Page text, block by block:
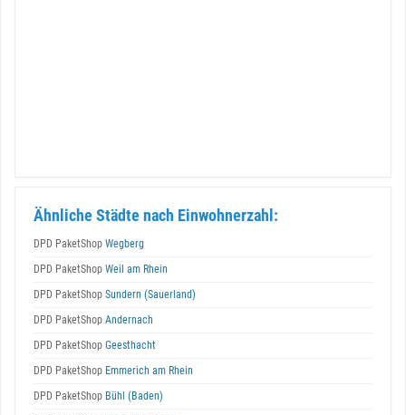
Ähnliche Städte nach Einwohnerzahl:
DPD PaketShop Wegberg
DPD PaketShop Weil am Rhein
DPD PaketShop Sundern (Sauerland)
DPD PaketShop Andernach
DPD PaketShop Geesthacht
DPD PaketShop Emmerich am Rhein
DPD PaketShop Bühl (Baden)